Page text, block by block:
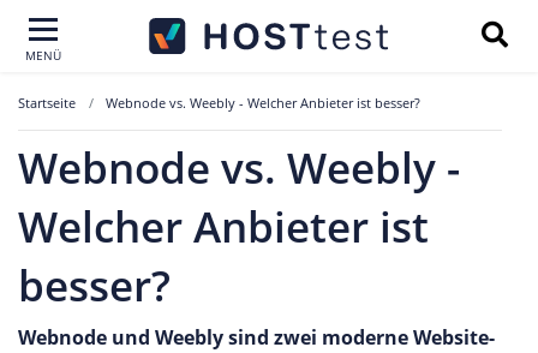
MENÜ
Startseite Webnode vs. Weebly - Welcher Anbieter ist besser?
Webnode vs. Weebly -
Welcher Anbieter ist
besser?
Webnode und Weebly sind zwei moderne Website-